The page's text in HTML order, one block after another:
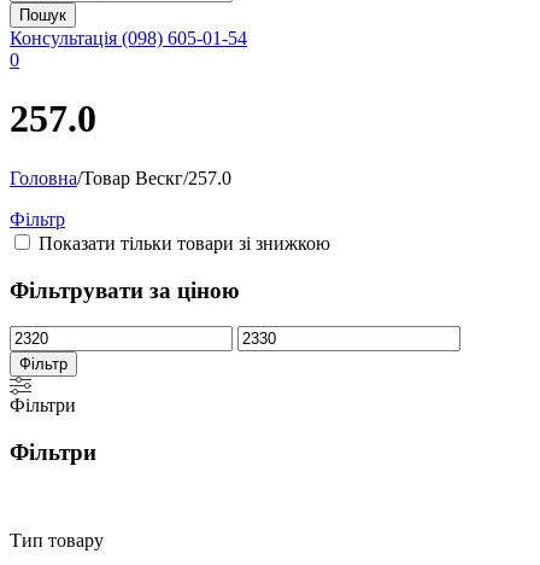
Консультація (098) 605-01-54
0
257.0
Головна/Товар Вескг/257.0
Фільтр
Показати тільки товари зі знижкою
Фільтрувати за ціною
Мінімальна
ціна
Найбільша
ціна
Фільтр
Фільтри
Фільтри
Тип товару